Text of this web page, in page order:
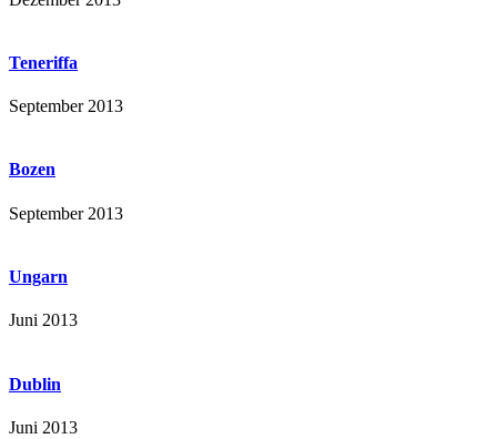
Teneriffa
September 2013
Bozen
September 2013
Ungarn
Juni 2013
Dublin
Juni 2013